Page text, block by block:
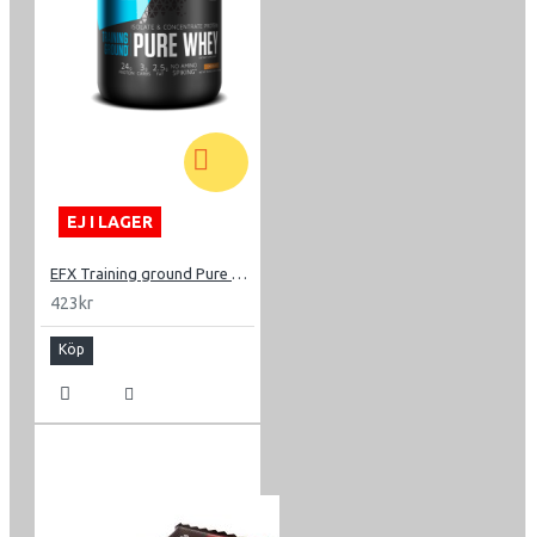
EJ I LAGER
EFX Training ground Pure Whey
423kr
Köp